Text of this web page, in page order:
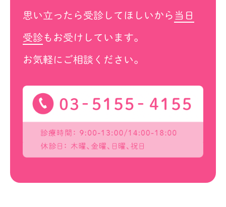
思い立ったら受診してほしいから 当日
受診もお受けしています。
お気軽にご相談ください。